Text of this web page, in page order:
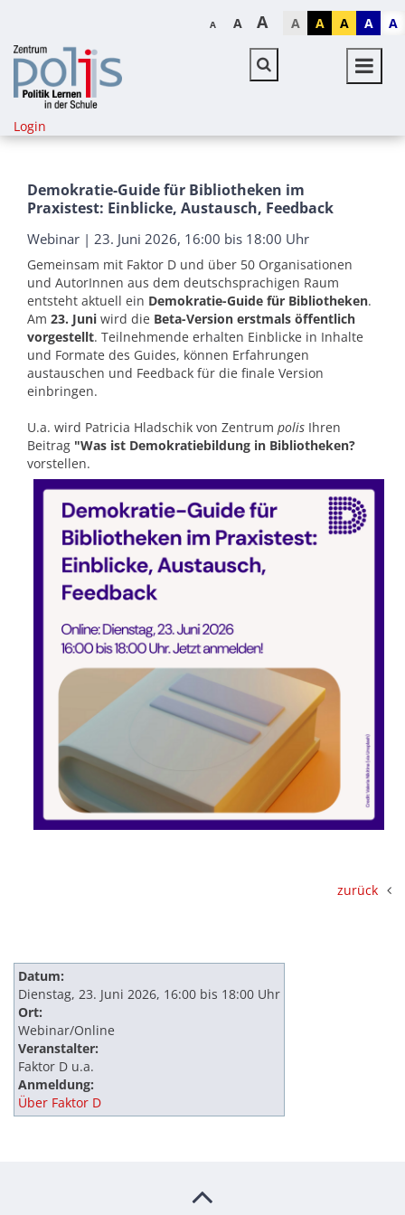
A A A A A A A A
Login
Demokratie-Guide für Bibliotheken im
Praxistest: Einblicke, Austausch, Feedback
Webinar | 23. Juni 2026, 16:00 bis 18:00 Uhr
Gemeinsam mit Faktor D und über 50 Organisationen
und AutorInnen aus dem deutschsprachigen Raum
entsteht aktuell ein Demokratie-Guide für Bibliotheken.
Am 23. Juni wird die Beta-Version erstmals öffentlich
vorgestellt. Teilnehmende erhalten Einblicke in Inhalte
und Formate des Guides, können Erfahrungen
austauschen und Feedback für die finale Version
einbringen.
U.a. wird Patricia Hladschik von Zentrum polis Ihren
Beitrag "Was ist Demokratiebildung in Bibliotheken?
vorstellen.
zurück
Datum:
Dienstag, 23. Juni 2026, 16:00 bis 18:00 Uhr
Ort:
Webinar/Online
Veranstalter:
Faktor D u.a.
Anmeldung:
Über Faktor D